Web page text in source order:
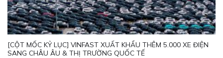
[CỘT MỐC KỶ LỤC] VINFAST XUẤT KHẨU THÊM 5.000 XE ĐIỆN
SANG CHÂU ÂU & THỊ TRƯỜNG QUỐC TẾ